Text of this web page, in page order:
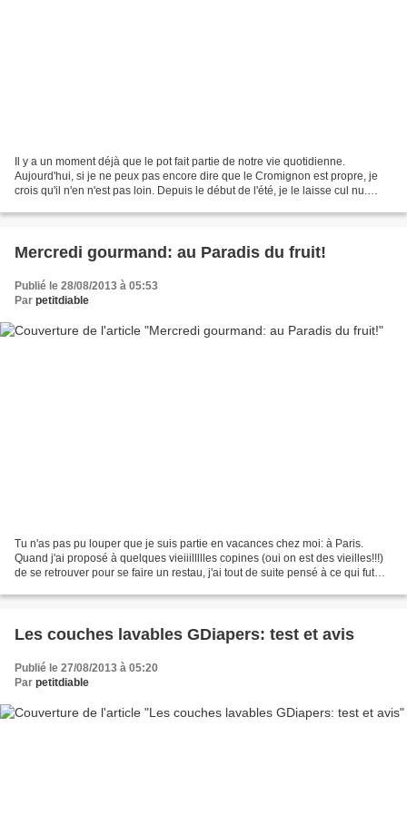
Il y a un moment déjà que le pot fait partie de notre vie quotidienne.
Aujourd'hui, si je ne peux pas encore dire que le Cromignon est propre, je
crois qu'il n'en n'est pas loin. Depuis le début de l'été, je le laisse cul nu.
Mercredi gourmand: au Paradis du fruit!
Publié le 28/08/2013 à 05:53
Par petitdiable
Tu n'as pas pu louper que je suis partie en vacances chez moi: à Paris.
Quand j'ai proposé à quelques vieiiillllles copines (oui on est des vieilles!!!)
de se retrouver pour se faire un restau, j'ai tout de suite pensé à ce qui fut
Les couches lavables GDiapers: test et avis
Publié le 27/08/2013 à 05:20
Par petitdiable